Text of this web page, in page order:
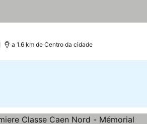
a 1.6 km de Centro da cidade